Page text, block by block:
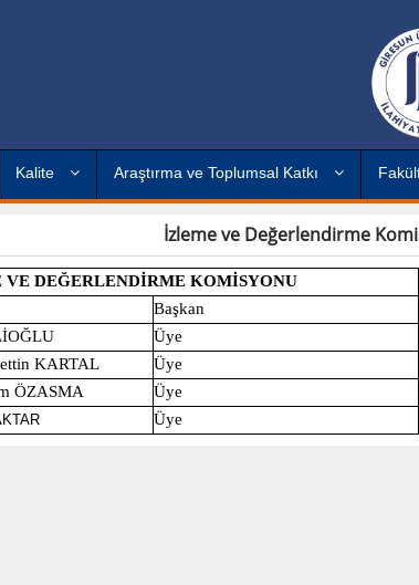
Kalite Araştırma ve Toplumsal Katkı
İzleme ve Değerlendirme
DEĞERLENDİRME KOMİSYONU
Başkan
Üye
KARTAL
Üye
ÖZASMA
Üye
Üye